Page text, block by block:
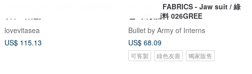
lovevitasea
US$ 115.13
RECYCLE FABRICS - Jaw suit / 綠
色 / 回收面料 026GREE
Bullet by Army of Interns
US$ 68.09
可客製 綠色友善 獨家販售